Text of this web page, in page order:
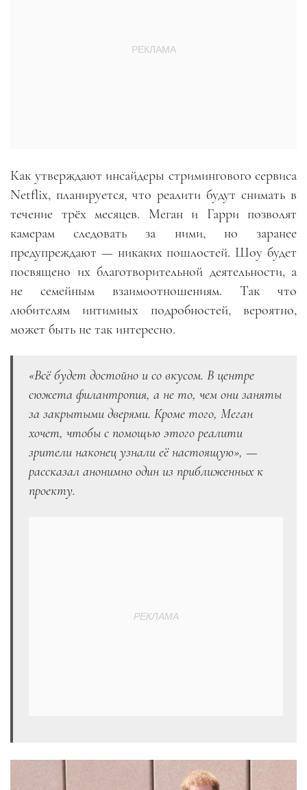
Как утверждают инсайдеры стримингового сервиса
Netflix, планируется, что реалити будут снимать в
течение трёх месяцев. Меган и Гарри позволят
камерам следовать за ними, но заранее
предупреждают — никаких пошлостей. Шоу будет
посвящено их благотворительной деятельности, а
не семейным взаимоотношениям. Так что
любителям интимных подробностей, вероятно,
может быть не так интересно.
«Всё будет достойно и со вкусом. В центре
сюжета филантропия, а не то, чем они заняты
за закрытыми дверями. Кроме того, Меган
хочет, чтобы с помощью этого реалити
зрители наконец узнали её настоящую», —
рассказал анонимно один из приближенных к
проекту.